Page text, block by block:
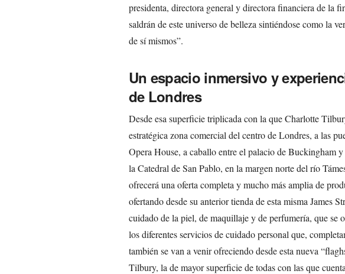
presidenta, directora general y directora financiera de la
saldrán de este universo de belleza sintiéndose como la
de sí mismos”.
Un espacio inmersivo y
de Londres
Desde esa superficie triplicada con la que Charlotte
estratégica zona comercial del centro de Londres, a las
Opera House, a caballo entre el palacio de Buckingham
la Catedral de San Pablo, en la margen norte del río
ofrecerá una oferta completa y mucho más amplia de
ofertando desde su anterior tienda de esta misma James
cuidado de la piel, de maquillaje y de perfumería, que se
los diferentes servicios de cuidado personal que,
también se van a venir ofreciendo desde esta nueva
Tilbury, la de mayor superficie de todas con las que